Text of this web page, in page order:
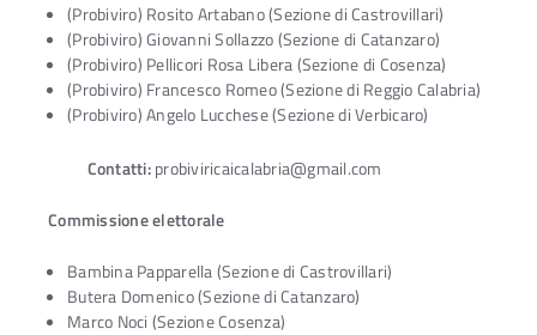
(Probiviro) Rosito Artabano (Sezione di Castrovillari)
(Probiviro) Giovanni Sollazzo (Sezione di Catanzaro)
(Probiviro) Pellicori Rosa Libera (Sezione di Cosenza)
(Probiviro) Francesco Romeo (Sezione di Reggio Calabria)
(Probiviro) Angelo Lucchese (Sezione di Verbicaro)
Contatti:probiviricaicalabria@gmail.com
Commissione elettorale
Bambina Papparella (Sezione di Castrovillari)
Butera Domenico (Sezione di Catanzaro)
Marco Noci (Sezione Cosenza)